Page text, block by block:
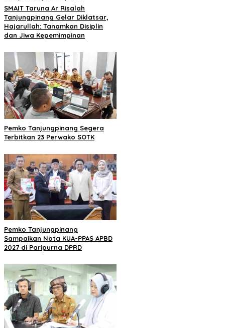
SMAIT Taruna Ar Risalah
Tanjungpinang Gelar Diklatsar,
Hajarullah: Tanamkan Disiplin
dan Jiwa Kepemimpinan
Pemko Tanjungpinang Segera
Terbitkan 23 Perwako SOTK
Pemko Tanjungpinang
Sampaikan Nota KUA-PPAS APBD
2027 di Paripurna DPRD